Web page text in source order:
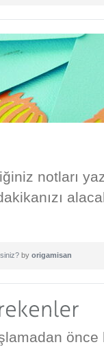
notları
by origamisan
önce